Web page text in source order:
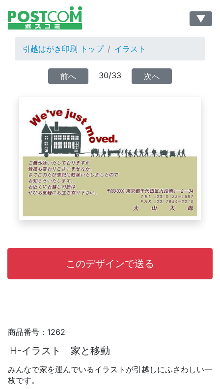
▼
引越はがき印刷 トップ イラスト
30/33
商品番号：1262
H-イラスト 家と移動
みんなで家を運んでいるイラストが引越しにふさわしい一
枚です。